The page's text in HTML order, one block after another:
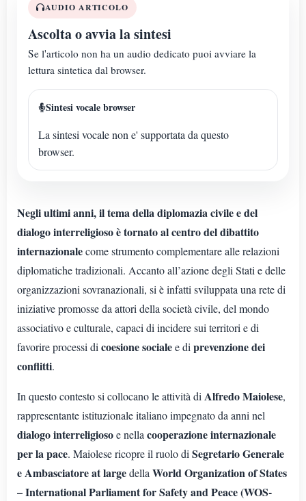
AUDIO ARTICOLO
Ascolta o avvia la sintesi
Se l'articolo non ha un audio dedicato puoi avviare la
lettura sintetica dal browser.
Sintesi vocale browser
La sintesi vocale non e' supportata da questo
browser.
Negli ultimi anni, il tema della diplomazia civile e del
dialogo interreligioso è tornato al centro del dibattito
internazionalecome strumento complementare alle relazioni
diplomatiche tradizionali. Accanto all’azione degli Stati e delle
organizzazioni sovranazionali, si è infatti sviluppata una rete di
iniziative promosse da attori della società civile, del mondo
associativo e culturale, capaci di incidere sui territori e di
favorire processi di coesione socialee di prevenzione dei
conflitti.
In questo contesto si collocano le attività di Alfredo Maiolese,
rappresentante istituzionale italiano impegnato da anni nel
dialogo interreligiosoe nella cooperazione internazionale
per la pace. Maiolese ricopre il ruolo di Segretario Generale
e Ambasciatore at largedella World Organization of States
– International Parliament for Safety and Peace (WOS-